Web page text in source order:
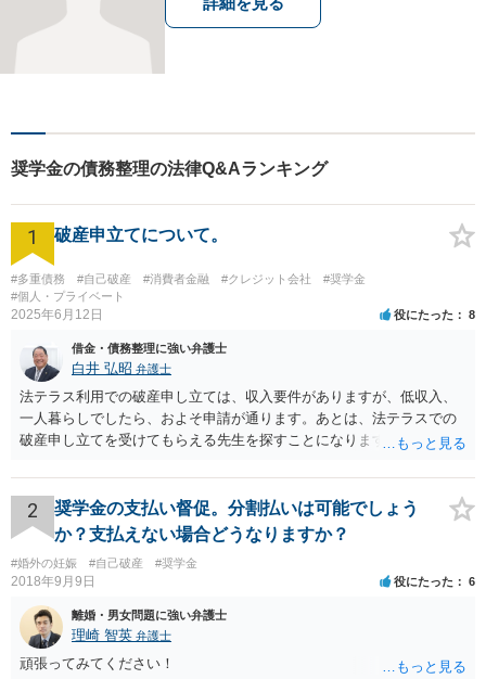
奨学金の債務整理の法律Q&Aランキング
1 破産申立てについて。
#多重債務 #自己破産 #消費者金融 #クレジット会社
#奨学金
#個人・プライベート
2025年6月12日 役にたった 8
借金・債務整理に強い弁護士
白井 弘昭 弁護士
法テラス利用での破産申し立ては、収入要件がありますが、低収入、
一人暮らしでしたら、およそ申請が通ります。あとは、法テラスでの
破産申し立てを受けてもらえる先生を探すことになります。 また、法
替えてくれます。申立資料がそろっていれば、速やかに申立てが可能
だと思いますので、収入要件を検討の上、法テラスで破産申し立て可
能な弁護士を探してみてください。
2
奨学金の支払い督促。分割払いは可能でしょう
か？支払えない場合どうなりますか？
#婚外の妊娠 #自己破産 #奨学金
2018年9月9日 役にたった 6
離婚・男女問題に強い弁護士
理崎 智英 弁護士
頑張ってみてください！